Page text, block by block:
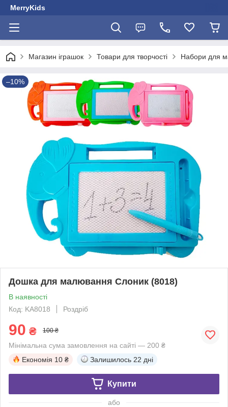
MerryKids
Магазин іграшок Товари для творчості Набори для
–10%
Дошка для малювання Слоник (8018)
В наявності
Код: KA8018
Роздріб
90 ₴ 100 ₴
Мінімальна сума замовлення на сайті — 200 ₴
Економія 10 ₴ Залишилось 22 дні
Купити
або